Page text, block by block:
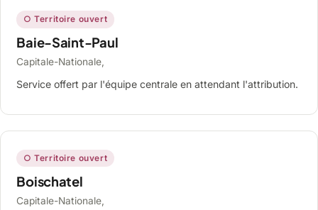
○ Territoire ouvert
Baie-Saint-Paul
Capitale-Nationale,
Service offert par l'équipe centrale en attendant l'attribution.
○ Territoire ouvert
Boischatel
Capitale-Nationale,